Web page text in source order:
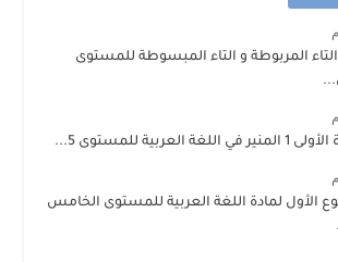
التاء المربوطة و التاء المبسوطة للمستوى
للمستوى 5...
الأول لمادة اللغة العربية للمستوى الخامس